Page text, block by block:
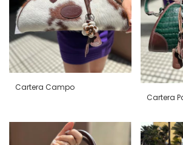
Cartera Campo
Cartera